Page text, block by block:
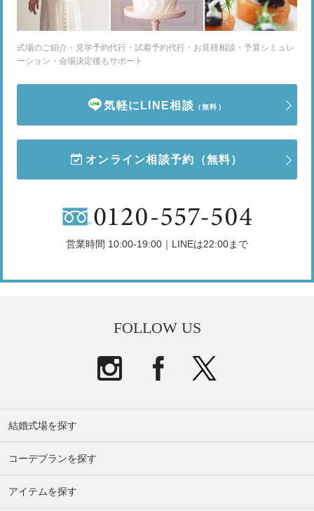
式場のご紹介・見学予約代行・試着予約代行・お見積相談・予算シミュレ
ーション・会場決定後もサポート
気軽にLINE相談 （無料）
オンライン相談予約 （無料）
営業時間 10:00-19:00｜LINEは22:00まで
FOLLOW US
結婚式場を探す
コーデプランを探す
アイテムを探す